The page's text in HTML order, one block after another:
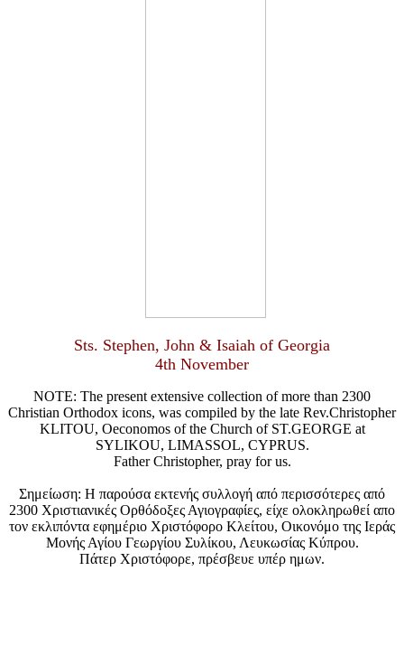
Sts. Stephen, John & Isaiah of Georgia
4th November
NOTE: The present extensive collection of more than 2300
Christian Orthodox icons, was compiled by the late Rev.Christopher
KLITOU, Oeconomos of the Church of ST.GEORGE at
SYLIKOU, LIMASSOL, CYPRUS.
Father Christopher, pray for us.
Σημείωση: Η παρούσα εκτενής συλλογή από περισσότερες από
2300 Χριστιανικές Ορθόδοξες Αγιογραφίες, είχε ολοκληρωθεί απο
τον εκλιπόντα εφημέριο Χριστόφορο Κλείτου, Οικονόμο της Ιεράς
Μονής Αγίου Γεωργίου Συλίκου, Λευκωσίας Κύπρου.
Πάτερ Χριστόφορε, πρέσβευε υπέρ ημων.